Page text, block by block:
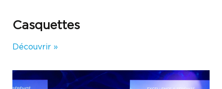
Casquettes
Découvrir »